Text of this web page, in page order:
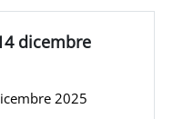
dicembre
2025